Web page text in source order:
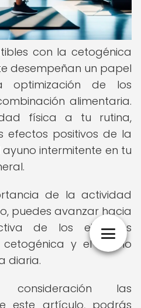
con la cetogénica
desempeñan un papel
optimización de los
alimentaria.
física a tu rutina,
efectos positivos de la
intermitente en tu
de la actividad
puedes avanzar hacia
de los ejercicios
y el ayuno
diaria.
las
este artículo, podrás